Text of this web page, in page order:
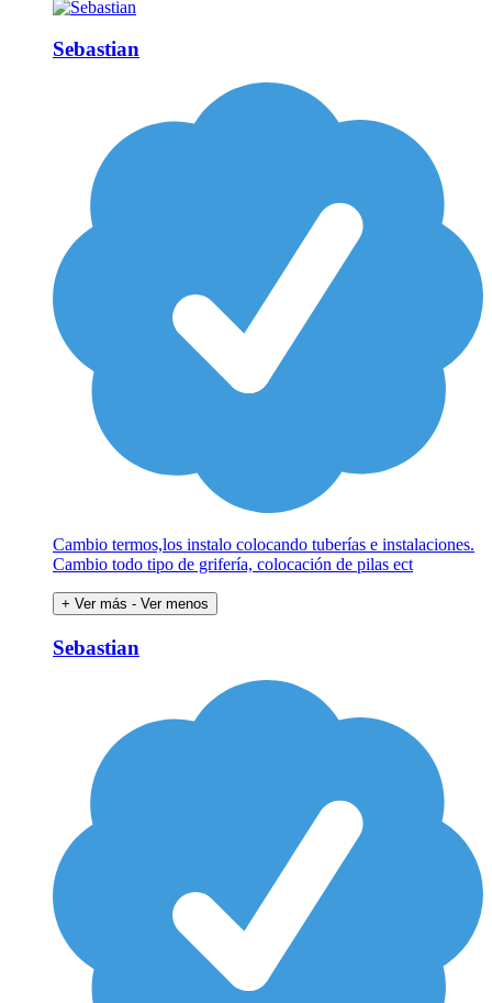
Sebastian
Cambio termos,los instalo colocando tuberías e instalaciones.
Cambio todo tipo de grifería, colocación de pilas ect
+ Ver más - Ver menos
Sebastian